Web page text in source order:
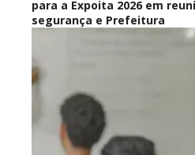
para a Expoita 2026 em
segurança e Prefeitura